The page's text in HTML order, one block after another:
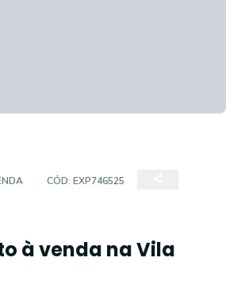
CÓD: EXP746525
à venda na Vila